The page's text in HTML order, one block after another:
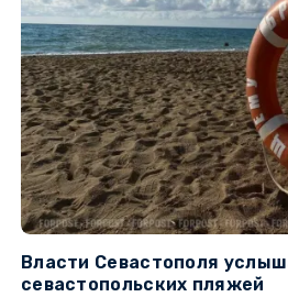
Власти Севастополя
севастопольских пляжей